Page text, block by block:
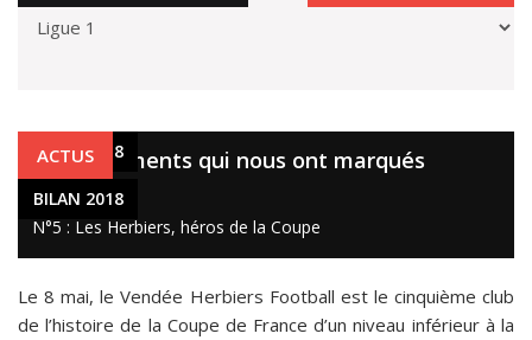
BILAN 2018
ACTUS
BILAN 2018
10 évènements qui nous ont marqués
31 déc. 2018
N°5 : Les Herbiers, héros de la Coupe
Le 8 mai, le Vendée Herbiers Football est le cinquième club
de l’histoire de la Coupe de France d’un niveau inférieur à la